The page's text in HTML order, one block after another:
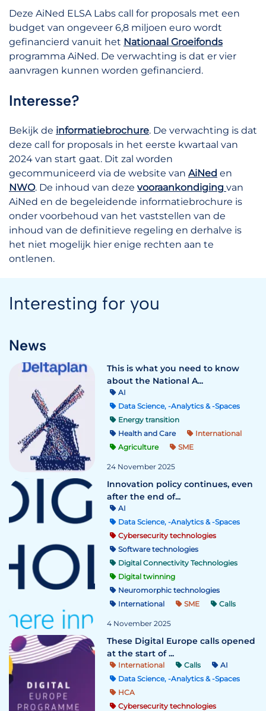
Deze AiNed ELSA Labs call for proposals met een
budget van ongeveer 6,8 miljoen euro wordt
gefinancierd vanuit het Nationaal Groeifonds
programma AiNed. De verwachting is dat er vier
aanvragen kunnen worden gefinancierd.
Interesse?
Bekijk de informatiebrochure. De verwachting is dat
deze call for proposals in het eerste kwartaal van
2024 van start gaat. Dit zal worden
gecommuniceerd via de website van AiNed en
NWO. De inhoud van deze vooraankondiging van
AiNed en de begeleidende informatiebrochure is
onder voorbehoud van het vaststellen van de
inhoud van de definitieve regeling en derhalve is
het niet mogelijk hier enige rechten aan te
ontlenen.
Interesting for you
News
This is what you need to know
about the National A...
AI
Data Science, -Analytics & -Spaces
Energy transition
Health and Care
International
Agriculture
SME
24 November 2025
Innovation policy continues, even
after the end of...
AI
Data Science, -Analytics & -Spaces
Cybersecurity technologies
Software technologies
Digital Connectivity Technologies
Digital twinning
Neuromorphic technologies
International
SME Calls
4 November 2025
These Digital Europe calls opened
at the start of ...
International Calls
AI
Data Science, -Analytics & -Spaces
HCA
Cybersecurity technologies